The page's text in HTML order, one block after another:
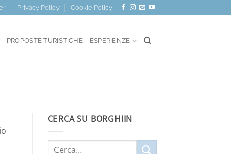
Privacy Policy Cookie Policy
PROPOSTE TURISTICHE ESPERIENZE
CERCA SU BORGHIIN